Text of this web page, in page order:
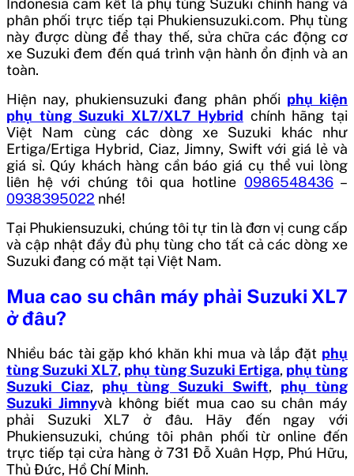
Indonesia cam kết là phụ tùng Suzuki chính hãng và
phân phối trực tiếp tại Phukiensuzuki.com. Phụ tùng
này được dùng để thay thế, sửa chữa các động cơ
xe Suzuki đem đến quá trình vận hành ổn định và an
toàn.
Hiện nay, phukiensuzuki đang phân phối phụ kiện
phụ tùng Suzuki XL7/XL7 Hybrid chính hãng tại
Việt Nam cùng các dòng xe Suzuki khác như
Ertiga/Ertiga Hybrid, Ciaz, Jimny, Swift với giá lẻ và
giá sỉ. Qúy khách hàng cần báo giá cụ thể vui lòng
liên hệ với chúng tôi qua hotline0986548436 –
0938395022 nhé!
Tại Phukiensuzuki, chúng tôi tự tin là đơn vị cung cấp
và cập nhật đầy đủ phụ tùng cho tất cả các dòng xe
Suzuki đang có mặt tại Việt Nam.
Mua cao su chân máy phải Suzuki XL7
ở đâu?
Nhiều bác tài gặp khó khăn khi mua và lắp đặt phụ
tùng Suzuki XL7, phụ tùng Suzuki Ertiga, phụ tùng
Suzuki Ciaz, phụ tùng Suzuki Swift, phụ tùng
Suzuki Jimnyvà không biết mua cao su chân máy
phải Suzuki XL7 ở đâu. Hãy đến ngay với
Phukiensuzuki, chúng tôi phân phối từ online đến
trực tiếp tại cửa hàng ở 731 Đỗ Xuân Hợp, Phú Hữu,
Thủ Đức, Hồ Chí Minh.